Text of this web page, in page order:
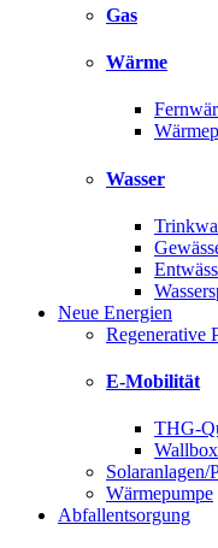
Gas
Wärme
Wasser
Neue Energien
Regenerative
E-Mobilität
THG-
Solaranlagen/
Wärmepumpe
Abfallentsorgung